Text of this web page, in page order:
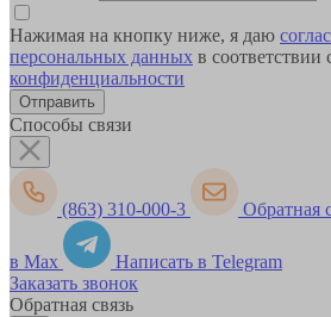
Нажимая на кнопку ниже, я даю
персональных данных в соответствии
конфиденциальности
Способы связи
(863) 310-000-3 Обратная
в Max
Написать в Telegram
Заказать звонок
Обратная связь